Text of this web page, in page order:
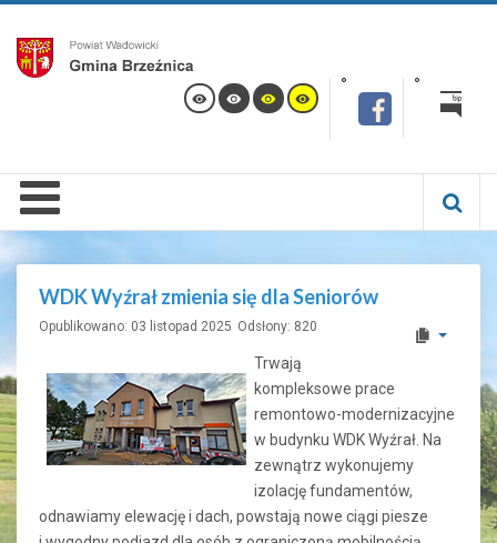
WDK Wyźrał zmienia się dla Seniorów
Opublikowano: 03 listopad 2025 Odsłony: 820
Trwają
kompleksowe prace
remontowo-modernizacyjne
w budynku WDK Wyźrał. Na
zewnątrz wykonujemy
izolację fundamentów,
odnawiamy elewację i dach, powstają nowe ciągi piesze